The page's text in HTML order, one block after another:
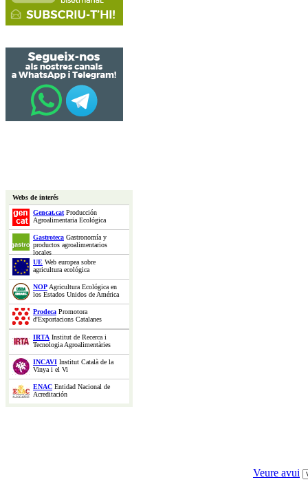
Webs de interés
Gencat.catProducción
Agroalimentaria Ecológica
Gastroteca Gastronomía y
productos agroalimentarios
locales
UE Web europea sobre
agricultura ecológica
NOPAgricultura Ecológica en
los Estados Unidos de América
Prodeca Promotora
d'Exportacions Catalanes
IRTA Institut de Recerca i
Tecnologia Agroalimentàries
INCAVI Institut Català de la
Vinya i el Vi
ENAC Entidad Nacional de
Acreditación
Veure avui